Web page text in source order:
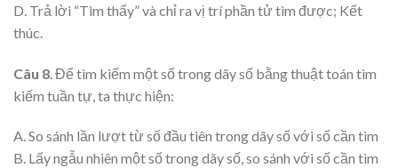
D. Trả lời “Tìm thấy” và chỉ ra vị trí phần tử tìm được; Kết
thúc.
Câu 8 . Để tìm kiếm một số trong dãy số bằng thuật toán tìm
kiếm tuần tự, ta thực hiện:
A. So sánh lần lượt từ số đầu tiên trong dãy số với số cần tìm
B. Lấy ngẫu nhiên một số trong dãy số, so sánh với số cần tìm